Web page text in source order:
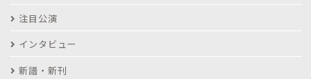
注目公演
インタビュー
新譜・新刊